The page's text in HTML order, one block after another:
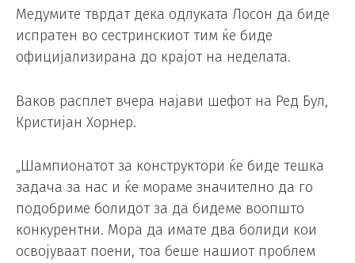
Медумите тврдат дека одлуката Лосон да биде
испратен во сестринскиот тим ќе биде
официјализирана до крајот на неделата.
Ваков расплет вчера најави шефот на Ред Бул,
Кристијан Хорнер.
„Шампионатот за конструктори ќе биде тешка
задача за нас и ќе мораме значително да го
подобриме болидот за да бидеме воопшто
конкурентни. Мора да имате два болиди кои
освојуваат поени, тоа беше нашиот проблем